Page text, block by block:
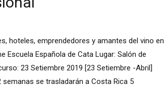
hoteles, emprendedores y amantes del vino en
Escuela Española de Cata Lugar: Salón de
23 Setiembre 2019 [23 Setiembre -Abril]
semanas se trasladarán a Costa Rica 5